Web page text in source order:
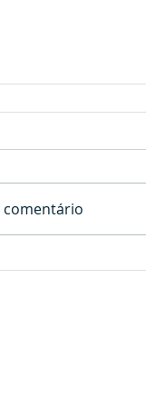
Casa privativa a
comentário